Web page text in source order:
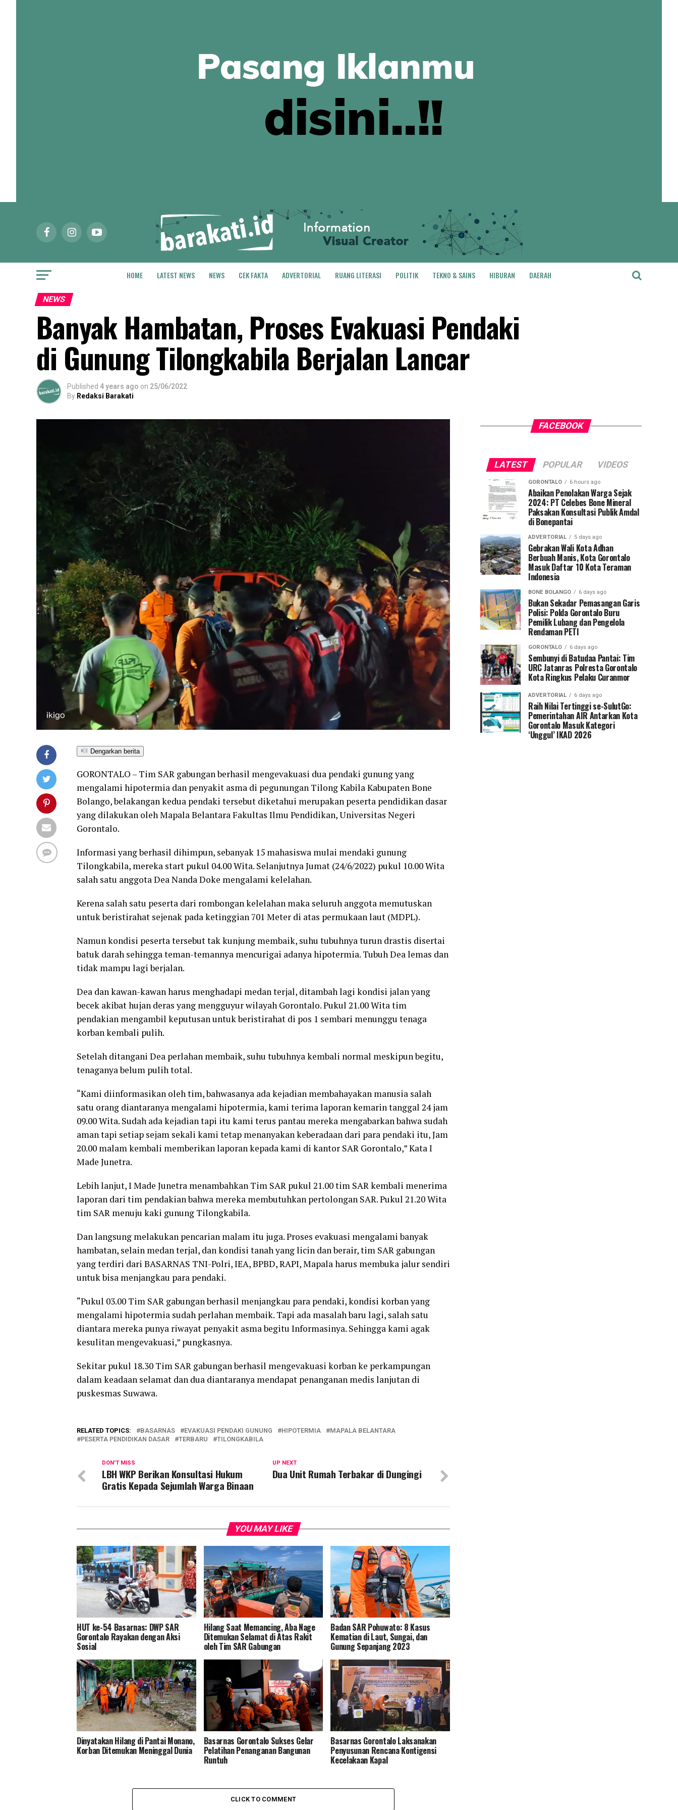
HOME LATEST NEWS NEWS CEK FAKTA ADVERTORIAL RUANG LITERASI POLITIK TEKNO & SAINS HIBURAN DAERAH
NEWS
Banyak Hambatan, Proses Evakuasi Pendaki
di Gunung Tilongkabila Berjalan Lancar
Published 4 years ago on 25/06/2022
By Redaksi Barakati
Dengarkan berita
GORONTALO – Tim SAR gabungan berhasil mengevakuasi dua pendaki gunung yang
mengalami hipotermia dan penyakit asma di pegunungan Tilong Kabila Kabupaten Bone
Bolango, belakangan kedua pendaki tersebut diketahui merupakan peserta pendidikan dasar
yang dilakukan oleh Mapala Belantara Fakultas Ilmu Pendidikan, Universitas Negeri
Gorontalo.
Informasi yang berhasil dihimpun, sebanyak 15 mahasiswa mulai mendaki gunung
Tilongkabila, mereka start pukul 04.00 Wita. Selanjutnya Jumat (24/6/2022) pukul 10.00 Wita
salah satu anggota Dea Nanda Doke mengalami kelelahan.
Kerena salah satu peserta dari rombongan kelelahan maka seluruh anggota memutuskan
untuk beristirahat sejenak pada ketinggian 701 Meter di atas permukaan laut (MDPL).
Namun kondisi peserta tersebut tak kunjung membaik, suhu tubuhnya turun drastis disertai
batuk darah sehingga teman-temannya mencurigai adanya hipotermia. Tubuh Dea lemas dan
tidak mampu lagi berjalan.
Dea dan kawan-kawan harus menghadapi medan terjal, ditambah lagi kondisi jalan yang
becek akibat hujan deras yang mengguyur wilayah Gorontalo. Pukul 21.00 Wita tim
pendakian mengambil keputusan untuk beristirahat di pos 1 sembari menunggu tenaga
korban kembali pulih.
Setelah ditangani Dea perlahan membaik, suhu tubuhnya kembali normal meskipun begitu,
tenaganya belum pulih total.
“Kami diinformasikan oleh tim, bahwasanya ada kejadian membahayakan manusia salah
satu orang diantaranya mengalami hipotermia, kami terima laporan kemarin tanggal 24 jam
09.00 Wita. Sudah ada kejadian tapi itu kami terus pantau mereka mengabarkan bahwa sudah
aman tapi setiap sejam sekali kami tetap menanyakan keberadaan dari para pendaki itu, Jam
20.00 malam kembali memberikan laporan kepada kami di kantor SAR Gorontalo,” Kata I
Made Junetra.
Lebih lanjut, I Made Junetra menambahkan Tim SAR pukul 21.00 tim SAR kembali menerima
laporan dari tim pendakian bahwa mereka membutuhkan pertolongan SAR. Pukul 21.20 Wita
tim SAR menuju kaki gunung Tilongkabila.
Dan langsung melakukan pencarian malam itu juga. Proses evakuasi mengalami banyak
hambatan, selain medan terjal, dan kondisi tanah yang licin dan berair, tim SAR gabungan
yang terdiri dari BASARNAS TNI-Polri, IEA, BPBD, RAPI, Mapala harus membuka jalur sendiri
untuk bisa menjangkau para pendaki.
“Pukul 03.00 Tim SAR gabungan berhasil menjangkau para pendaki, kondisi korban yang
mengalami hipotermia sudah perlahan membaik. Tapi ada masalah baru lagi, salah satu
diantara mereka punya riwayat penyakit asma begitu Informasinya. Sehingga kami agak
kesulitan mengevakuasi,” pungkasnya.
Sekitar pukul 18.30 Tim SAR gabungan berhasil mengevakuasi korban ke perkampungan
dalam keadaan selamat dan dua diantaranya mendapat penanganan medis lanjutan di
puskesmas Suwawa.
RELATED TOPICS: BASARNAS EVAKUASI PENDAKI GUNUNG HIPOTERMIA
MAPALA BELANTARA
PESERTA PENDIDIKAN DASAR
TERBARU TILONGKABILA
UP NEXT
Dua Unit Rumah Terbakar di Dungingi
DON'T MISS
LBH WKP Berikan Konsultasi Hukum
Gratis Kepada Sejumlah Warga Binaan
YOU MAY LIKE
HUT ke-54 Basarnas: DWP SAR
Gorontalo Rayakan dengan Aksi
Sosial
Hilang Saat Memancing, Aba Nage
Ditemukan Selamat di Atas Rakit
oleh Tim SAR Gabungan
Badan SAR Pohuwato: 8 Kasus
Kematian di Laut, Sungai, dan
Gunung Sepanjang 2023
Dinyatakan Hilang di Pantai Monano,
Korban Ditemukan Meninggal Dunia
Basarnas Gorontalo Sukses Gelar
Pelatihan Penanganan Bangunan
Runtuh
Basarnas Gorontalo Laksanakan
Penyusunan Rencana Kontigensi
Kecelakaan Kapal
CLICK TO COMMENT
FACEBOOK
LATEST POPULAR VIDEOS
GORONTALO 6 hours ago
Abaikan Penolakan Warga Sejak
2024: PT Celebes Bone Mineral
Paksakan Konsultasi Publik Amdal
di Bonepantai
ADVERTORIAL 5 days ago
Gebrakan Wali Kota Adhan
Berbuah Manis, Kota Gorontalo
Masuk Daftar 10 Kota Teraman
Indonesia
BONE BOLANGO 6 days ago
Bukan Sekadar Pemasangan Garis
Polisi: Polda Gorontalo Buru
Pemilik Lubang dan Pengelola
Rendaman PETI
GORONTALO 6 days ago
Sembunyi di Batudaa Pantai: Tim
URC Jatanras Polresta Gorontalo
Kota Ringkus Pelaku Curanmor
ADVERTORIAL 6 days ago
Raih Nilai Tertinggi se-SulutGo:
Pemerintahan AIR Antarkan Kota
Gorontalo Masuk Kategori
‘Unggul’ IKAD 2026